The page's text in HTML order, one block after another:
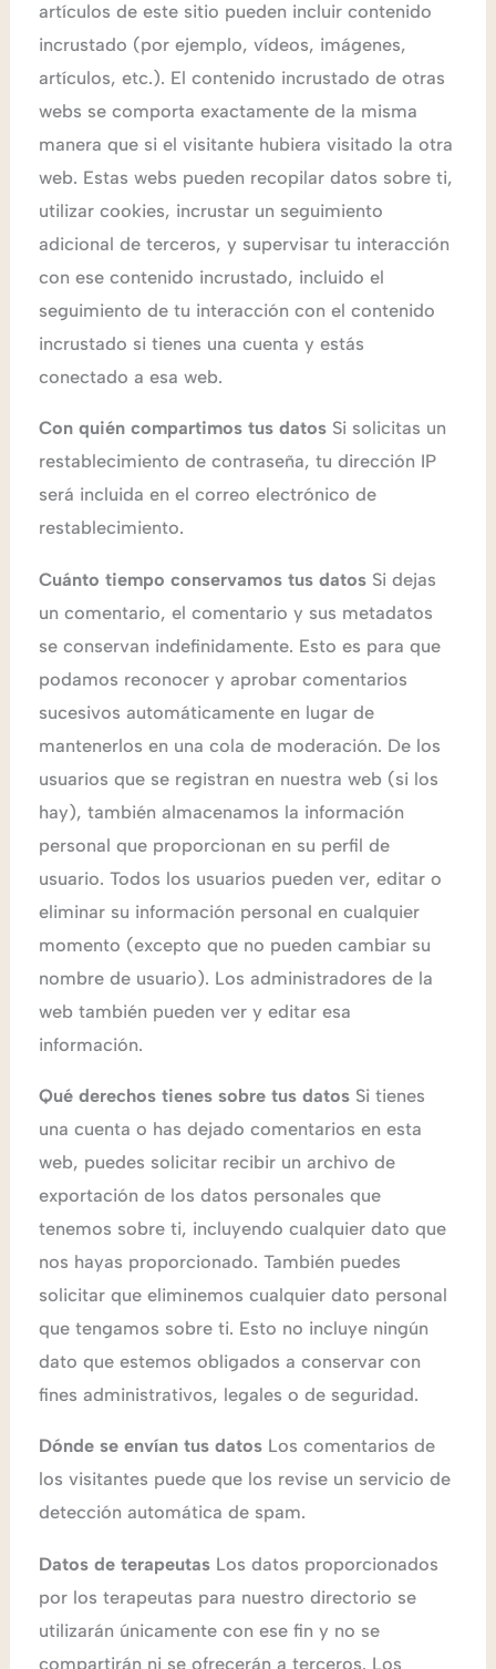
artículos de este sitio pueden incluir contenido
incrustado (por ejemplo, vídeos, imágenes,
artículos, etc.). El contenido incrustado de otras
webs se comporta exactamente de la misma
manera que si el visitante hubiera visitado la otra
web. Estas webs pueden recopilar datos sobre ti,
utilizar cookies, incrustar un seguimiento
adicional de terceros, y supervisar tu interacción
con ese contenido incrustado, incluido el
seguimiento de tu interacción con el contenido
incrustado si tienes una cuenta y estás
conectado a esa web.
Con quién compartimos tus datos Si solicitas un
restablecimiento de contraseña, tu dirección IP
será incluida en el correo electrónico de
restablecimiento.
Cuánto tiempo conservamos tus datos Si dejas
un comentario, el comentario y sus metadatos
se conservan indefinidamente. Esto es para que
podamos reconocer y aprobar comentarios
sucesivos automáticamente en lugar de
mantenerlos en una cola de moderación. De los
usuarios que se registran en nuestra web (si los
hay), también almacenamos la información
personal que proporcionan en su perfil de
usuario. Todos los usuarios pueden ver, editar o
eliminar su información personal en cualquier
momento (excepto que no pueden cambiar su
nombre de usuario). Los administradores de la
web también pueden ver y editar esa
información.
Qué derechos tienes sobre tus datos Si tienes
una cuenta o has dejado comentarios en esta
web, puedes solicitar recibir un archivo de
exportación de los datos personales que
tenemos sobre ti, incluyendo cualquier dato que
nos hayas proporcionado. También puedes
solicitar que eliminemos cualquier dato personal
que tengamos sobre ti. Esto no incluye ningún
dato que estemos obligados a conservar con
fines administrativos, legales o de seguridad.
Dónde se envían tus datos Los comentarios de
los visitantes puede que los revise un servicio de
detección automática de spam.
Datos de terapeutas Los datos proporcionados
por los terapeutas para nuestro directorio se
utilizarán únicamente con ese fin y no se
compartirán ni se ofrecerán a terceros. Los